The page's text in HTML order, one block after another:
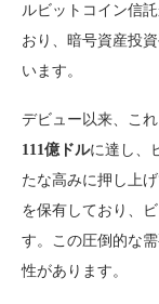
ルビットコイン信
おり、暗号資産投
います。
デビュー以来、こ
111億ドルに達し、
たな高みに押し上
を保有しており、
す。この圧倒的な
性があります。